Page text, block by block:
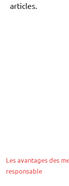
articles.
Les avantages des
responsable